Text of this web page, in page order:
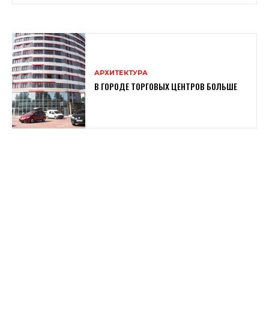
АРХИТЕКТУРА
В ГОРОДЕ ТОРГОВЫХ ЦЕНТРОВ БОЛЬШЕ